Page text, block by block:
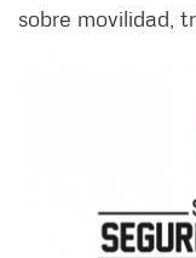
sobre movilidad,